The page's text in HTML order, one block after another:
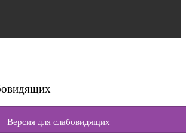
Версия для слабовидящих